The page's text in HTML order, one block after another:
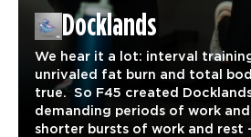
Docklands
We hear it a lot: interval
unrivaled fat burn and total
true. So F45 created
demanding periods of work
shorter bursts of work and rest